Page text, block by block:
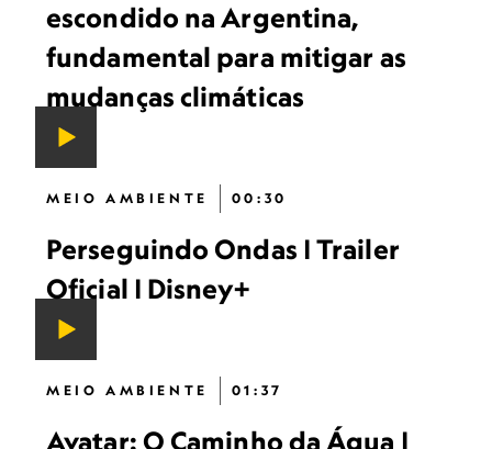
escondido na Argentina,
fundamental para mitigar as
mudanças climáticas
MEIO AMBIENTE 00:30
Perseguindo Ondas | Trailer
Oficial | Disney+
MEIO AMBIENTE 01:37
Avatar: O Caminho da Água |